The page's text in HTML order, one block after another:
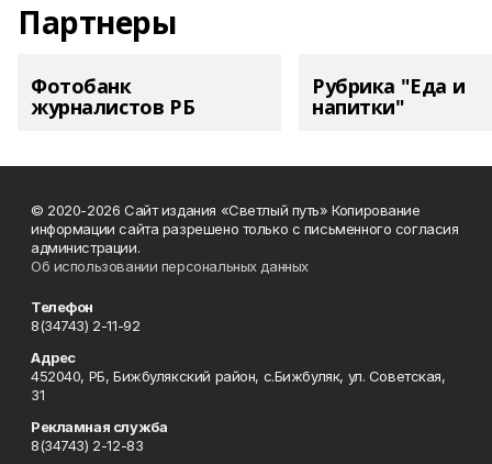
Партнеры
Фотобанк
журналистов РБ
Рубрика "Еда и
напитки"
© 2020-2026 Сайт издания «Светлый путь» Копирование
информации сайта разрешено только с письменного согласия
администрации.
Об использовании персональных данных
Телефон
8(34743) 2-11-92
Адрес
452040, РБ, Бижбулякский район, с.Бижбуляк, ул. Советская,
31
Рекламная служба
8(34743) 2-12-83